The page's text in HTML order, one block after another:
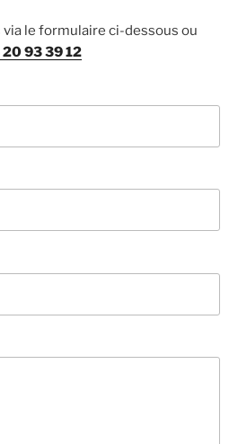
le formulaire ci-dessous ou
93 39 12